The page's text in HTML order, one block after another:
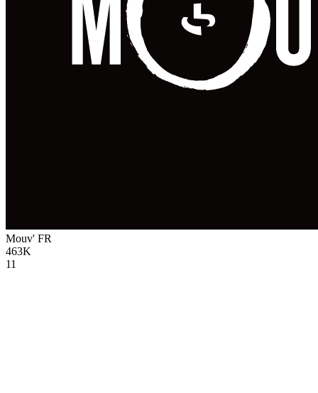
Mouv' FR
463K
11